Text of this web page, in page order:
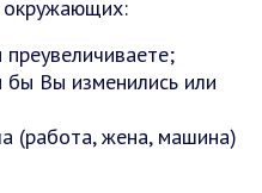
окружающих:
Вы изменились или
(работа, жена, машина)